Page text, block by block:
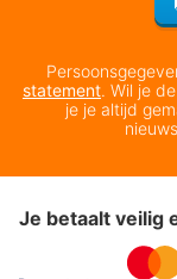
statement. Wil je
je je altijd
Je betaalt veilig